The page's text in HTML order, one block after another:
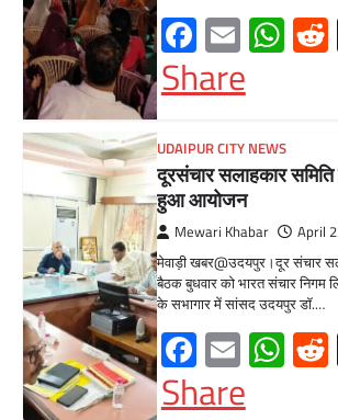
BLOG
मुख्यमंत्री का उदयपुर
भजनलाल शर्मा ने उदयपुर
विभिन्न विकास कार्यों की
करोड़ रुपये के कार्यों का
शिलान्यास’’महत्वाकांक्षी
पर हो रहा तेजी से काम’
Mewari Khabar
मेवाड़ी खबर@उदयपुर/जयपुर।
ने कहा कि राज्य सरकार ने
रोडमैप बनाया, जिसके तहत पानी,…
Facebook
Email
Share